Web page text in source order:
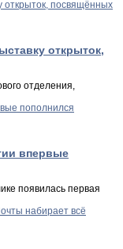
открыток,
отделения,
впервые
появилась первая